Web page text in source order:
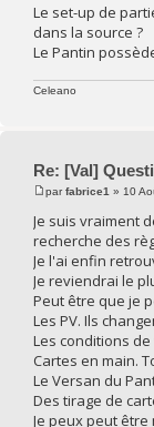
Le set-up de
dans la source ?
Le Pantin
Celeano
Re: [Val]
parfabrice1 » 10
Je suis vraiment
recherche des
Je l'ai enfin
Je reviendrai le
Peut être que je
Les PV. Ils
Les conditions
Cartes en main.
Le Versan du
Des tirage de
Je peux peut